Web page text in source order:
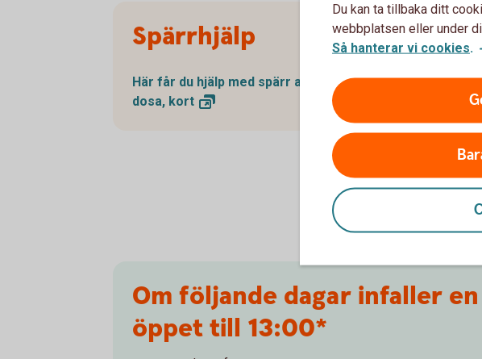
Spärrhjälp
Här får du hjälp med spärr av BankID,
dosa, kort
Om
Så här
klagomål
Om följande dagar infaller
öppet till 13:00*
Du kan ta tillbaka ditt
webbplatsen eller under
Så hanterar vi cookies.